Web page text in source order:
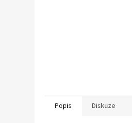
Popis Diskuze